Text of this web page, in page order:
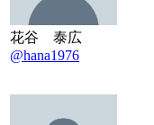
花谷 泰広
@hana1976